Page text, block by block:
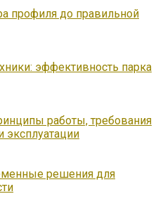
профиля до правильной
эффективность парка
работы, требования
эксплуатации
решения для